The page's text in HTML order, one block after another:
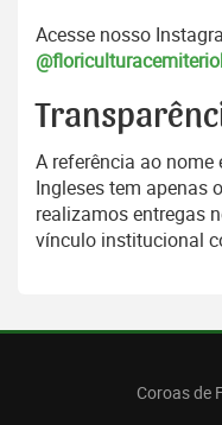
Acesse nosso
A referência ao nome
Ingleses tem apenas
realizamos entregas
vínculo institucional
Coroas de